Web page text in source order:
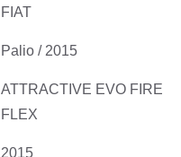
FIAT
Palio / 2015
ATTRACTIVE EVO FIRE
FLEX
2015